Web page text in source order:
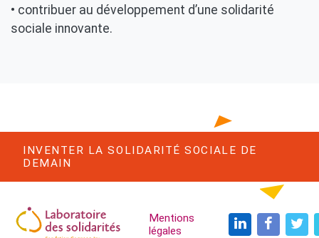
• contribuer au développement d’une solidarité
sociale innovante.
INVENTER LA SOLIDARITÉ SOCIALE DE
DEMAIN
Navigation Trois
Mentions
légales